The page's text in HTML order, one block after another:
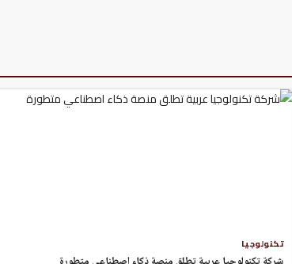
تكنولوجيا